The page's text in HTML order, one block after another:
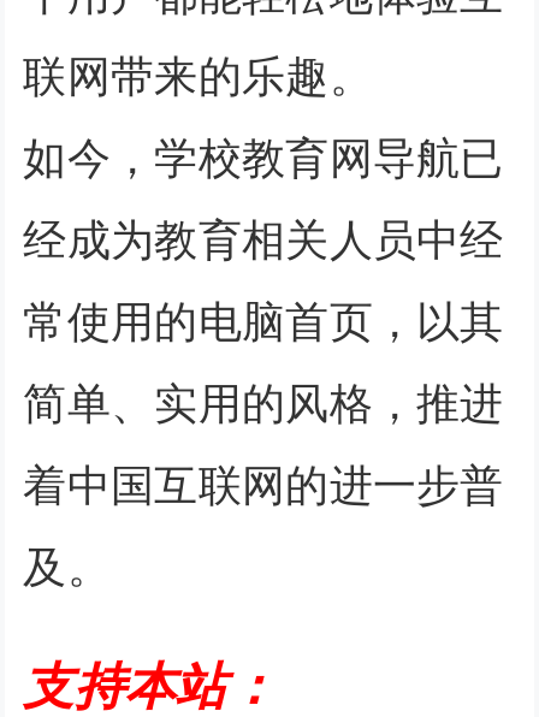
联网带来的乐趣。
如今，学校教育网导航已
经成为教育相关人员中经
常使用的电脑首页，以其
简单、实用的风格，推进
着中国互联网的进一步普
及。
支持本站：